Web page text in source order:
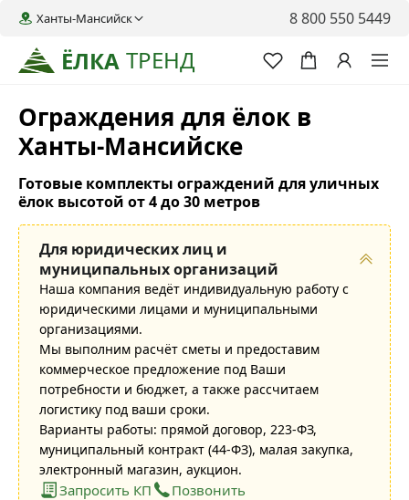
ЁЛКА ТРЕНД
Ханты-Мансийск 8 800 550 5449
Ограждения для ёлок в
Ханты-Мансийске
Готовые комплекты ограждений для уличных
ёлок высотой от 4 до 30 метров
Для юридических лиц и
муниципальных организаций
Наша компания ведёт индивидуальную работу с
юридическими лицами и муниципальными
организациями.
Мы выполним расчёт сметы и предоставим
коммерческое предложение под Ваши
потребности и бюджет, а также рассчитаем
логистику под ваши сроки.
Варианты работы: прямой договор, 223-ФЗ,
муниципальный контракт (44-ФЗ), малая закупка,
электронный магазин, аукцион.
Запросить КП
Позвонить